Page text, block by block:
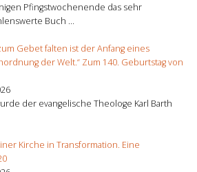
Pfingstwochenende das sehr
Buch ...
Gebet falten ist der Anfang eines
der Welt.“ Zum 140. Geburtstag von
der evangelische Theologe Karl Barth
Kirche in Transformation. Eine